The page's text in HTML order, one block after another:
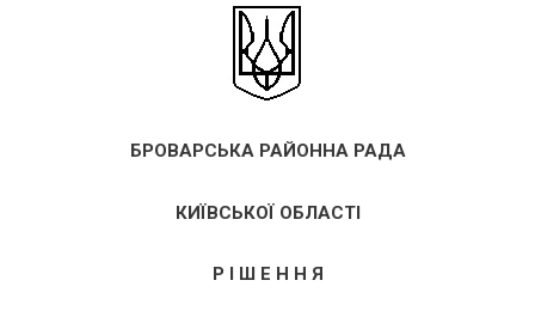
БРОВАРСЬКА РАЙОННА РАДА
КИЇВСЬКОЇ ОБЛАСТІ
Р І Ш Е Н Н Я